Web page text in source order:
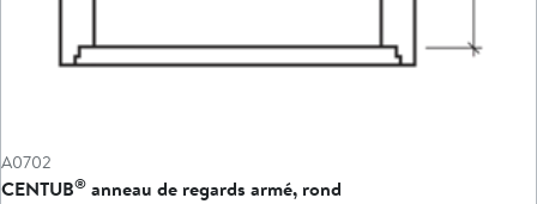
A0702
CENTUB® anneau de regards armé, rond